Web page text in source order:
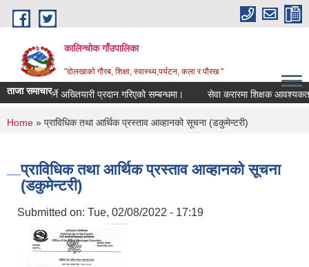
Skip to main content
कालिन्चोक गाँउपालिका
"दोलखाको गौरब, शिक्षा, स्वास्थ्य,पर्यटन, कला र पौरख "
ताजा समाचार
खर्च गर्ने अख्तियारी प्रदान गरिएको सम्बन्धमा। सेवा करारमा शिक्षक
You are here
Home » प्राविधिक तथा आर्थिक प्रस्ताव आव्हानको सूचना (डकुमेन्टरी)
प्राविधिक तथा आर्थिक प्रस्ताव आव्हानको सूचना
(डकुमेन्टरी)
Submitted on: Tue, 02/08/2022 - 17:19